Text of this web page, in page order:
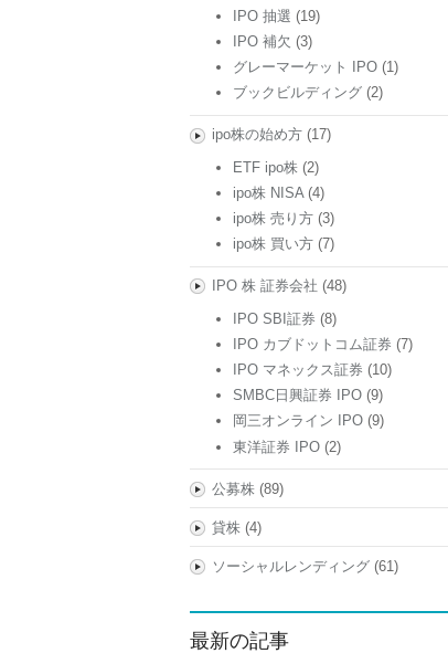
IPO 抽選 (19)
IPO 補欠 (3)
グレーマーケット IPO (1)
ブックビルディング (2)
ipo株の始め方(17)
ETF ipo株 (2)
ipo株 NISA (4)
ipo株 売り方 (3)
ipo株 買い方 (7)
IPO 株 証券会社 (48)
IPO SBI証券 (8)
IPO カブドットコム証券 (7)
IPO マネックス証券 (10)
SMBC日興証券 IPO (9)
岡三オンライン IPO (9)
東洋証券 IPO (2)
公募株(89)
貸株(4)
ソーシャルレンディング(61)
最新の記事